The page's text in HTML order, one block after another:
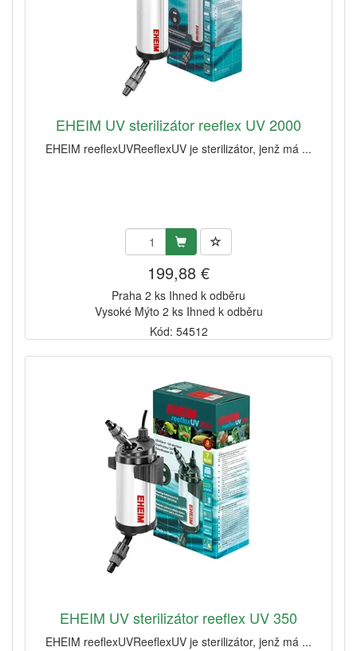
EHEIM UV sterilizátor reeflex UV 2000
EHEIM reeflexUVReeflexUV je sterilizátor, jenž má ...
199,88 €
Praha 2 ks Ihned k odběru
Vysoké Mýto 2 ks Ihned k odběru
Kód: 54512
EHEIM UV sterilizátor reeflex UV 350
EHEIM reeflexUVReeflexUV je sterilizátor, jenž má ...